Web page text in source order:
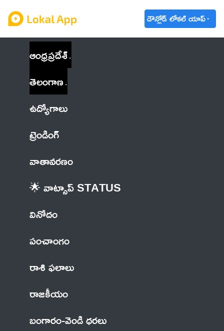
డౌన్లోడ్ లోకల్ యాప్
ఆంధ్రప్రదేశ్
తెలంగాణ
ఉద్యోగాలు
ట్రెండింగ్
వాతావరణం
🌟 వాట్సాప్ STATUS
వినోదం
పంచాంగం
రాశి ఫలాలు
రాజకీయం
బంగారం-వెండి ధరలు